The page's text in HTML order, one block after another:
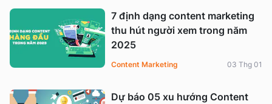
7 định dạng content marketing
thu hút người xem trong năm
2025
Content Marketing 03 Thg 01
Dự báo 05 xu hướng Content